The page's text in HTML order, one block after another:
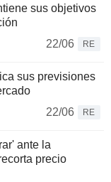
sus objetivos
22/06
RE
sus previsiones
22/06
RE
ante la
precio